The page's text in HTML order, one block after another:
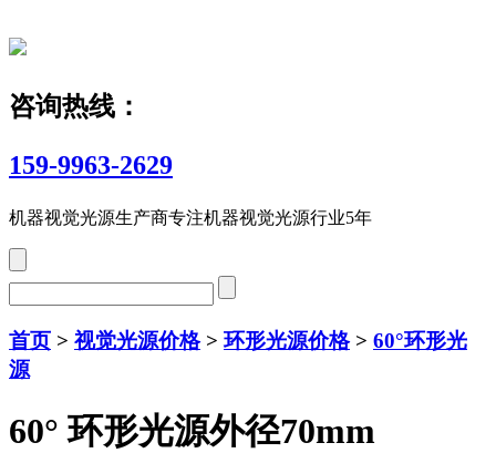
咨询热线：
159-9963-2629
机器视觉光源生产商专注机器视觉光源行业5年
首页 > 视觉光源价格>环形光源价格> 60°环形光
源
60° 环形光源外径70mm